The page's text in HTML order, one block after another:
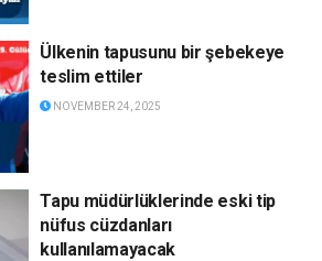
Ülkenin tapusunu bir şebekeye
teslim ettiler
NOVEMBER 24, 2025
Tapu müdürlüklerinde eski tip
nüfus cüzdanları
kullanılamayacak